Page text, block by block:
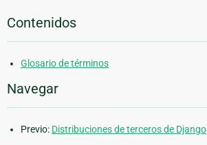
Contenidos
Glosario de términos
Navegar
Previo: Distribuciones de terceros de Django